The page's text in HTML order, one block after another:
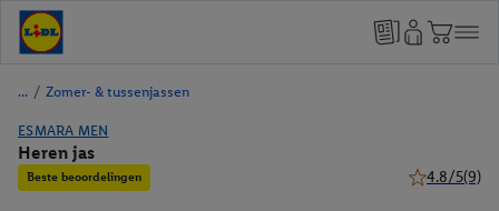
/ Zomer- & tussenjassen
ESMARA MEN
Heren jas
Beste beoordelingen 4.8/5(9)